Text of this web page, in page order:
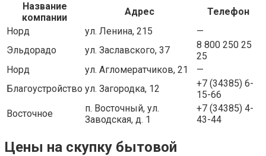
Название
компании
Адрес
Телефон
Норд
ул. Ленина, 215
—
Эльдорадо
ул. Заславского, 37
8 800 250 25
25
Норд
ул. Агломератчиков, 21
—
Благоустройство ул. Загородка, 12
+7 (34385) 6-
15-66
Восточное
п. Восточный, ул.
Заводская, д. 1
+7 (34385) 4-
43-44
Цены на скупку бытовой